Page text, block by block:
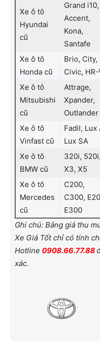
Xe ô tô
Hyundai
cũ
Grand i10,
Accent,
Kona,
Santafe
Xe ô tô
Honda cũ
Brio, City,
Civic, HR-
Xe ô tô
Mitsubishi
cũ
Attrage,
Xpander,
Outlander
Xe ô tô
Vinfast cũ
Fadil, Lux
Lux SA
Xe ô tô
BMW cũ
320i, 520i,
X3, X5
Xe ô tô
Mercedes
cũ
C200,
C300,
E300
Ghi chú: Bảng giá thu
Xe Giá Tốt chỉ có tính
Hotline 0908.66.77.88
xác.